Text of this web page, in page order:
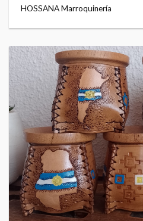
HOSSANA Marroquinería